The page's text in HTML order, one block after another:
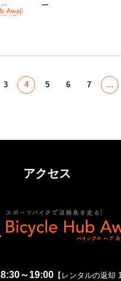
ー
3 4 5 6 7 …
アクセス
8:30～19:00【レンタルの返却